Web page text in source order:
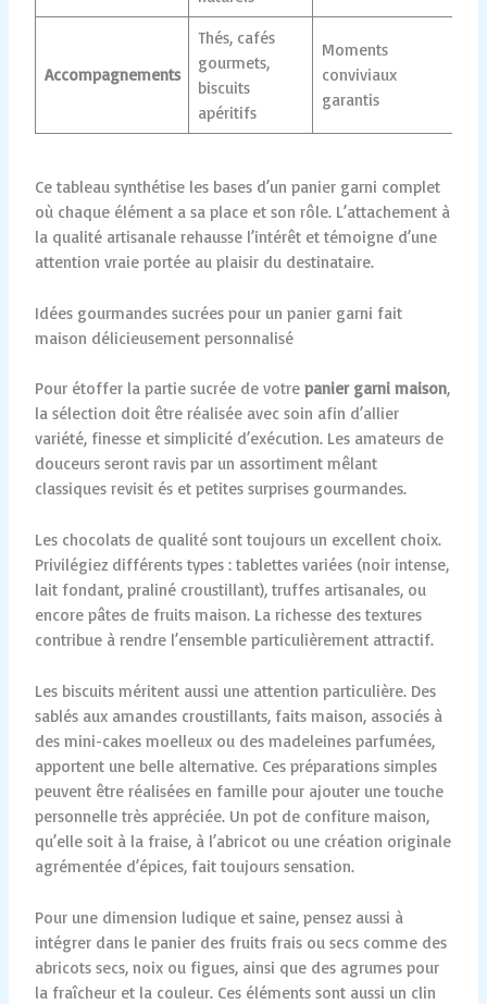
Accompagnements
Thés, cafés
gourmets,
biscuits
apéritifs
Moments
conviviaux
garantis
Ce tableau synthétise les bases d’un panier garni complet
où chaque élément a sa place et son rôle. L’attachement à
la qualité artisanale rehausse l’intérêt et témoigne d’une
attention vraie portée au plaisir du destinataire.
Idées gourmandes sucrées pour un panier garni fait
maison délicieusement personnalisé
Pour étoffer la partie sucrée de votrepanier garni maison,
la sélection doit être réalisée avec soin afin d’allier
variété, finesse et simplicité d’exécution. Les amateurs de
douceurs seront ravis par un assortiment mêlant
classiques revisit és et petites surprises gourmandes.
Les chocolats de qualité sont toujours un excellent choix.
Privilégiez différents types : tablettes variées (noir intense,
lait fondant, praliné croustillant), truffes artisanales, ou
encore pâtes de fruits maison. La richesse des textures
contribue à rendre l’ensemble particulièrement attractif.
Les biscuits méritent aussi une attention particulière. Des
sablés aux amandes croustillants, faits maison, associés à
des mini-cakes moelleux ou des madeleines parfumées,
apportent une belle alternative. Ces préparations simples
peuvent être réalisées en famille pour ajouter une touche
personnelle très appréciée. Un pot de confiture maison,
qu’elle soit à la fraise, à l’abricot ou une création originale
agrémentée d’épices, fait toujours sensation.
Pour une dimension ludique et saine, pensez aussi à
intégrer dans le panier des fruits frais ou secs comme des
abricots secs, noix ou figues, ainsi que des agrumes pour
la fraîcheur et la couleur. Ces éléments sont aussi un clin